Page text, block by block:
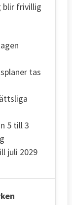
blir frivillig
tas
5 till 3
juli 2029